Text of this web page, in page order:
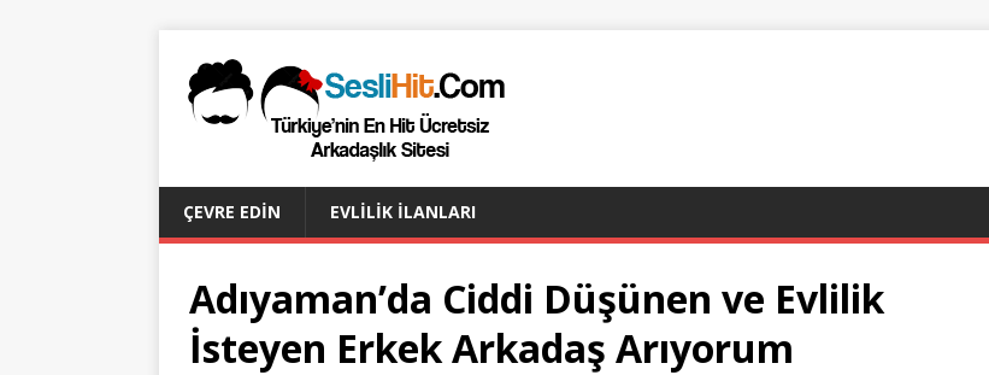
ÇEVRE EDIN EVLILIK İLANLARI
Adıyaman’da Ciddi Düşünen ve Evlilik
İsteyen Erkek Arkadaş Arıyorum